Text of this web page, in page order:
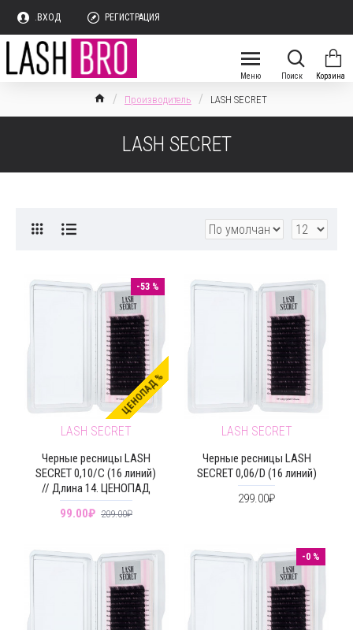
.ВХОД РЕГИСТРАЦИЯ
Производитель LASH SECRET
LASH SECRET
ЦЕНОПАД %
-53 %
LASH SECRET
Черные ресницы LASH
SECRET 0,10/C (16 линий)
// Длина 14. ЦЕНОПАД
99.00₽ 209.00₽
LASH SECRET
Черные ресницы LASH
SECRET 0,06/D (16 линий)
299.00₽
-0 %